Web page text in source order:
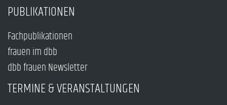
PUBLIKATIONEN
Fachpublikationen
frauen im dbb
dbb frauen Newsletter
TERMINE & VERANSTALTUNGEN